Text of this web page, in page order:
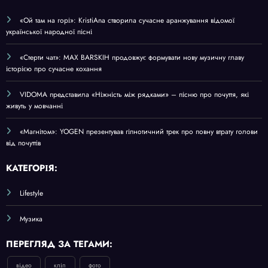
«Ой там на горі»: KristiAna створила сучасне аранжування відомої
української народної пісні
«Стерти чат»: MAX BARSKIH продовжує формувати нову музичну главу
історією про сучасне кохання
VIDOMA представила «Ніжність між рядками» – пісню про почуття, які
живуть у мовчанні
«Магнітом»: YOGEN презентував гіпнотичний трек про повну втрату голови
від почуттів
КАТЕГОРІЯ:
Lifestyle
Музика
ПЕРЕГЛЯД ЗА ТЕГАМИ:
відео кліп фото